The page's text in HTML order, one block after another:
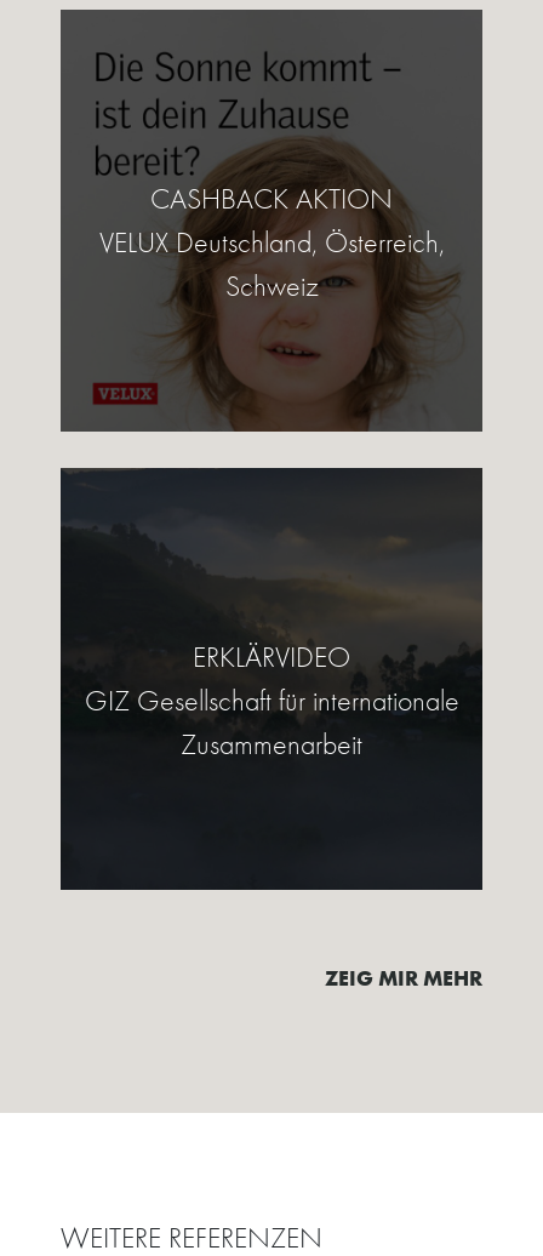
CASHBACK AKTION
VELUX Deutschland, Österreich,
Schweiz
ERKLÄRVIDEO
GIZ Gesellschaft für internationale
Zusammenarbeit
ZEIG MIR MEHR
WEITERE REFERENZEN